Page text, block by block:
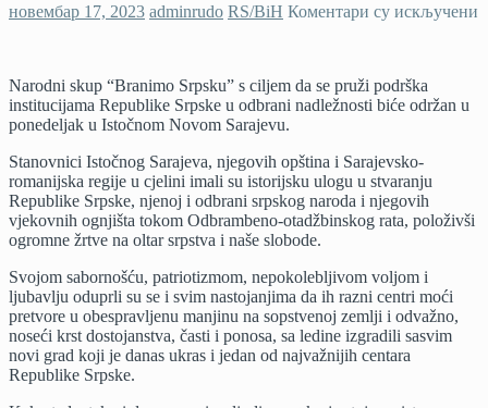
новембар 17, 2023 adminrudo RS/BiH Коментари су искључени
Narodni skup “Branimo Srpsku” s ciljem da se pruži podrška
institucijama Republike Srpske u odbrani nadležnosti biće održan u
ponedeljak u Istočnom Novom Sarajevu.
Stanovnici Istočnog Sarajeva, njegovih opština i Sarajevsko-
romanijska regije u cjelini imali su istorijsku ulogu u stvaranju
Republike Srpske, njenoj i odbrani srpskog naroda i njegovih
vjekovnih ognjišta tokom Odbrambeno-otadžbinskog rata, položivši
ogromne žrtve na oltar srpstva i naše slobode.
Svojom sabornošću, patriotizmom, nepokolebljivom voljom i
ljubavlju oduprli su se i svim nastojanjima da ih razni centri moći
pretvore u obespravljenu manjinu na sopstvenoj zemlji i odvažno,
noseći krst dostojanstva, časti i ponosa, sa ledine izgradili sasvim
novi grad koji je danas ukras i jedan od najvažnijih centara
Republike Srpske.